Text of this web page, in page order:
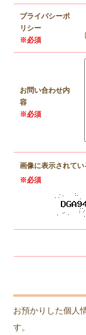
プライバシーポ
リシー
※必須
お問い合わせ内
容
※必須
画像に表示されて
※必須
お預かりした個人
す。